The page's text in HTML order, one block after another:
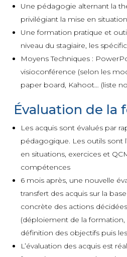
Une pédagogie alternant la
privilégiant la mise en
Une formation pratique et
niveau du stagiaire, les
Moyens Techniques :
visioconférence (selon les
paper board, Kahoot… (liste
Évaluation de la
Les acquis sont évalués par
pédagogique. Les outils sont
en situations, exercices et
compétences
6 mois après, une nouvelle
transfert des acquis sur la
concrète des actions
(déploiement de la formation,
définition des objectifs puis
L’évaluation des acquis est